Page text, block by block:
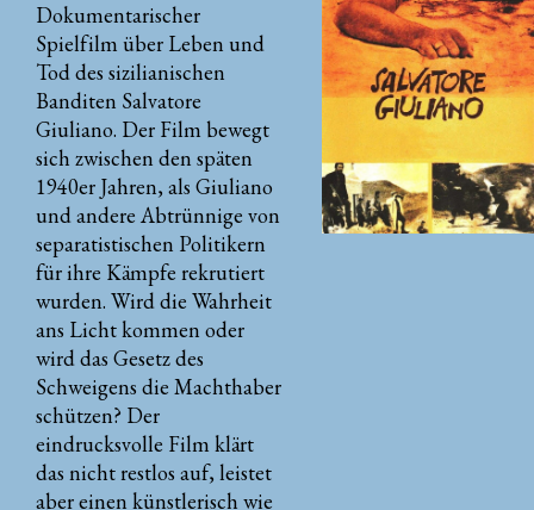
Dokumentarischer
Spielfilm über Leben und
Tod des sizilianischen
Banditen Salvatore
Giuliano. Der Film bewegt
sich zwischen den späten
1940er Jahren, als Giuliano
und andere Abtrünnige von
separatistischen Politikern
für ihre Kämpfe rekrutiert
wurden. Wird die Wahrheit
ans Licht kommen oder
wird das Gesetz des
Schweigens die Machthaber
schützen? Der
eindrucksvolle Film klärt
das nicht restlos auf, leistet
aber einen künstlerisch wie